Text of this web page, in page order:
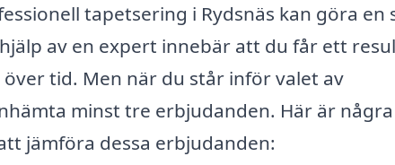
tapetsering i Rydsnäs kan göra en
av en expert innebär att du får ett
tid. Men när du står inför valet av
minst tre erbjudanden. Här är några
jämföra dessa erbjudanden: